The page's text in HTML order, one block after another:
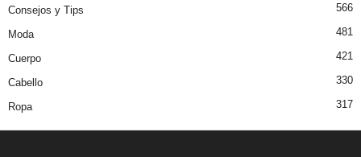
Consejos y Tips 566
Moda 481
Cuerpo 421
Cabello 330
Ropa 317